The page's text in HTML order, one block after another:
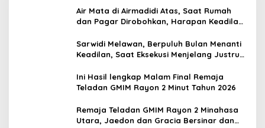
Air Mata di Airmadidi Atas, Saat Rumah
dan Pagar Dirobohkan, Harapan Keadilan
Sarwidi Melawan, Berpuluh Bulan Menanti
Keadilan, Saat Eksekusi Menjelang Justru
Ini Hasil lengkap Malam Final Remaja
Teladan GMIM Rayon 2 Minut Tahun 2026
Remaja Teladan GMIM Rayon 2 Minahasa
Utara, Jaedon dan Gracia Bersinar dan